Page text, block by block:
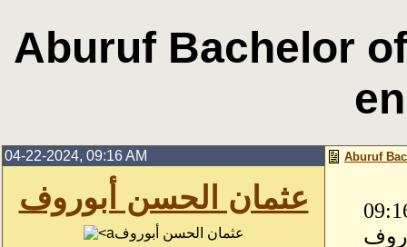
Aburuf Bachelor
04-22-2024, 09:16 AM
عثمان الحسن أبوروف
عثمان الحسن أبوروف
Aburuf